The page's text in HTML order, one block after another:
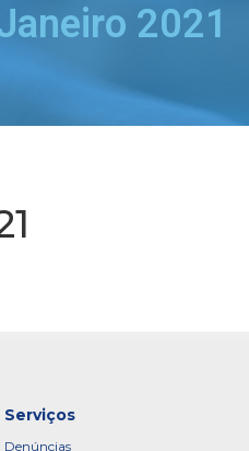
2021
Serviços
Denúncias